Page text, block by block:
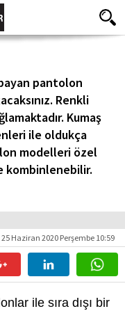
pantolon
Renkli
Kumaş
ile oldukça
modelleri özel
kombinlenebilir.
25 Haziran 2020 Perşembe 10:59
ile sıra dışı bir